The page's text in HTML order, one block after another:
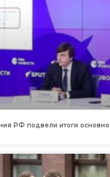
РФ подвели итоги